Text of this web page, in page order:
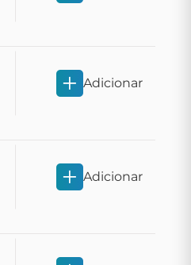
Adicionar
Adicionar